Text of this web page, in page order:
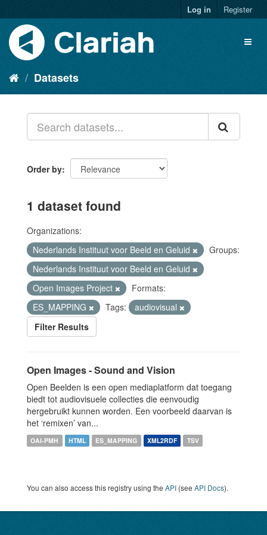
Log in Register
Datasets
Order by
1 dataset found
Organizations:
Nederlands Instituut voor Beeld en Geluid
Groups:
Nederlands Instituut voor Beeld en Geluid
Open Images Project
Formats:
ES_MAPPING
Tags:
audiovisual
Filter Results
Open Images - Sound and Vision
Open Beelden is een open mediaplatform dat toegang
biedt tot audiovisuele collecties die eenvoudig
hergebruikt kunnen worden. Een voorbeeld daarvan is
het ‘remixen’ van...
OAI-PMH HTML ES_MAPPING XML2RDF TSV
You can also access this registry using the API (see API Docs).